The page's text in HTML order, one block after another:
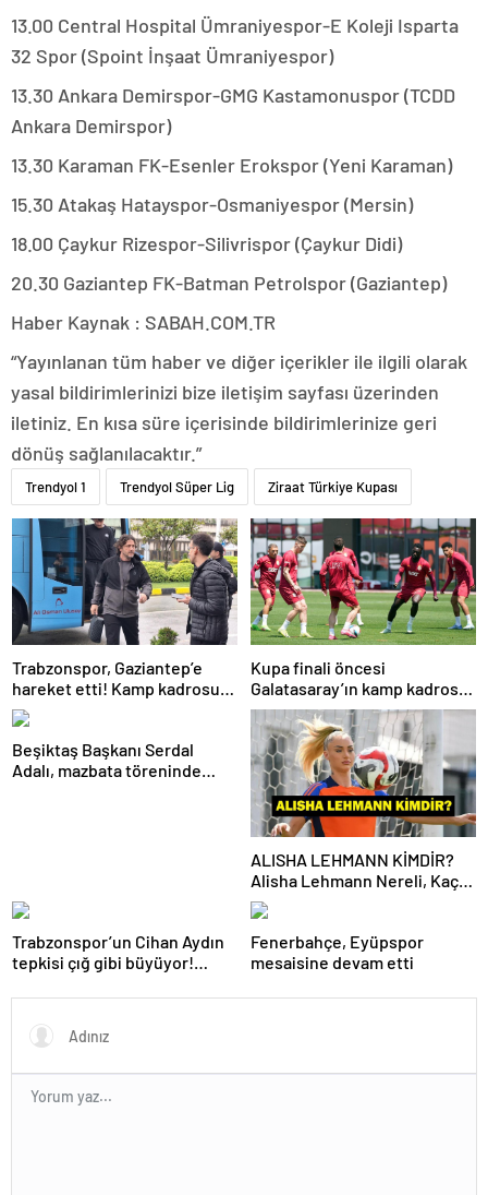
13.00 Central Hospital Ümraniyespor-E Koleji Isparta
32 Spor (Spoint İnşaat Ümraniyespor)
13.30 Ankara Demirspor-GMG Kastamonuspor (TCDD
Ankara Demirspor)
13.30 Karaman FK-Esenler Erokspor (Yeni Karaman)
15.30 Atakaş Hatayspor-Osmaniyespor (Mersin)
18.00 Çaykur Rizespor-Silivrispor (Çaykur Didi)
20.30 Gaziantep FK-Batman Petrolspor (Gaziantep)
Haber Kaynak : SABAH.COM.TR
“Yayınlanan tüm haber ve diğer içerikler ile ilgili olarak
yasal bildirimlerinizi bize iletişim sayfası üzerinden
iletiniz. En kısa süre içerisinde bildirimlerinize geri
dönüş sağlanılacaktır.”
Trendyol 1 Trendyol Süper Lig Ziraat Türkiye Kupası
Trabzonspor, Gaziantep’e
hareket etti! Kamp kadrosu
açıklandı…
Kupa finali öncesi
Galatasaray’ın kamp kadrosu
belli oldu!
Beşiktaş Başkanı Serdal
Adalı, mazbata töreninde
ALISHA LEHMANN KİMDİR?
Alisha Lehmann Nereli, Kaç
Yaşında, Hangi Takımda
Oynuyor?
Trabzonspor’un Cihan Aydın
tepkisi çığ gibi büyüyor!
Fenerbahçe, Eyüpspor
mesaisine devam etti